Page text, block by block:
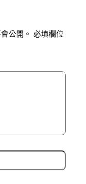
公開。 必填欄位